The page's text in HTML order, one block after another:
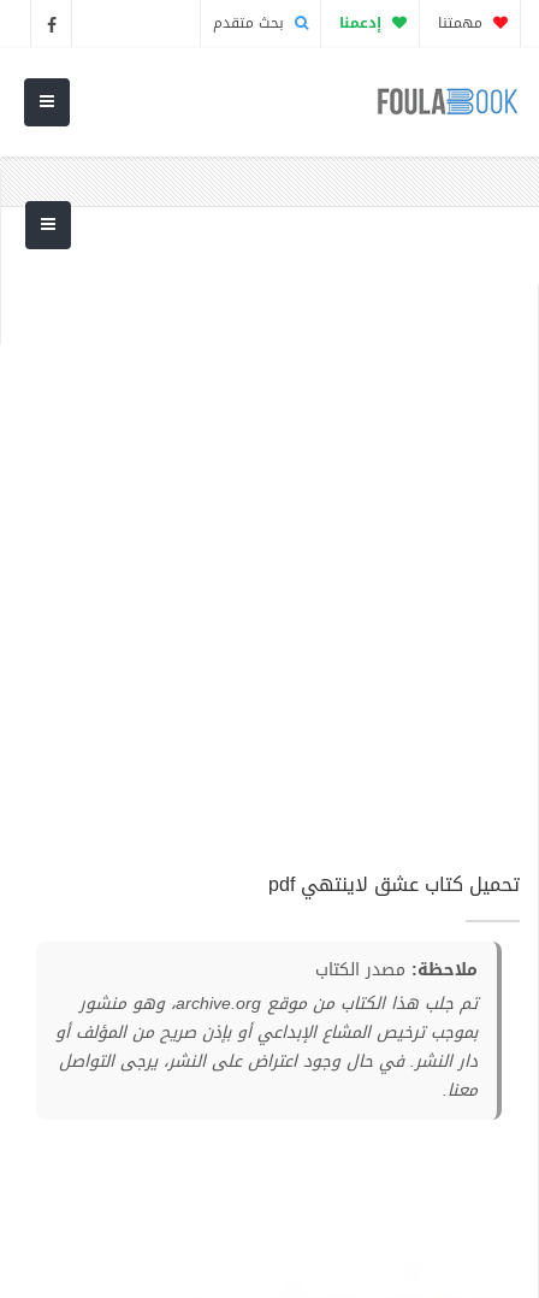
مهمتنا إدعمنا بحث متقدم
تحميل كتاب عشق لاينتهي pdf
ملاحظة: مصدر الكتاب
تم جلب هذا الكتاب من موقع archive.org، وهو منشور
بموجب ترخيص المشاع الإبداعي أو بإذن صريح من المؤلف أو
دار النشر. في حال وجود اعتراض على النشر، يرجى التواصل
معنا.